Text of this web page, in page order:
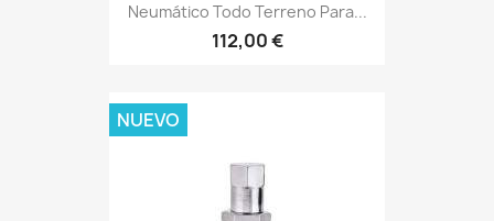
Neumático Todo Terreno Para...
112,00 €
NUEVO